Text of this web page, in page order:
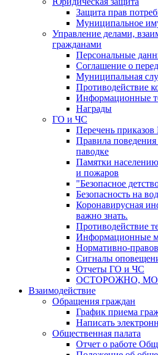
Защита прав
Муниципальное
Управление делами,
гражданами
Персональные
Соглашение о
Муниципальная
Противодействие
Информационные
Награды
ГО и ЧС
Перечень
Правила
паводке
Памятки
и пожаров
"Безопасное
Безопасность на
Коронавирусная
важно знать.
Противодействие
Информационные
Нормативно-
Сигналы
Отчеты ГО и ЧС
ОСТОРОЖНО,
Взаимодействие
Обращения граждан
График приема
Написать
Общественная палата
Отчет о работе